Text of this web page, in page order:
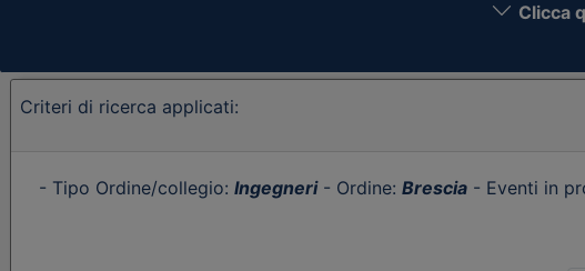
Clicca
Criteri di ricerca applicati:
- Tipo Ordine/collegio: Ingegneri- Ordine: Brescia - Eventi in